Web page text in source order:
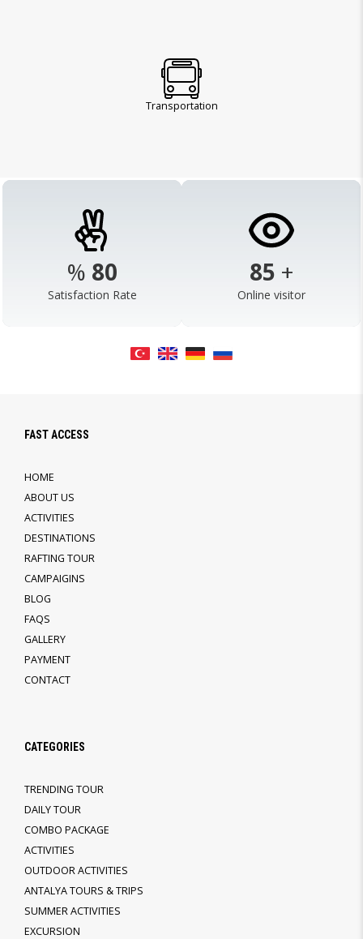
Transportation
% 98
Satisfaction Rate
103 +
Online visitor
FAST ACCESS
HOME
ABOUT US
ACTIVITIES
DESTINATIONS
RAFTING TOUR
CAMPAIGINS
BLOG
FAQS
GALLERY
PAYMENT
CONTACT
CATEGORIES
TRENDING TOUR
DAILY TOUR
COMBO PACKAGE
ACTIVITIES
OUTDOOR ACTIVITIES
ANTALYA TOURS & TRIPS
SUMMER ACTIVITIES
EXCURSION